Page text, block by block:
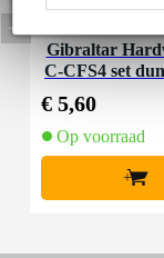
Gibraltar
C-CFS4 set
€ 5,60
Op voorraad
+